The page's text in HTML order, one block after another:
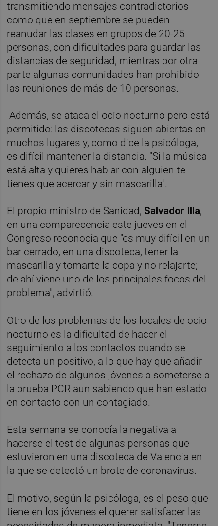
transmitiendo mensajes contradictorios
como que en septiembre se pueden
reanudar las clases en grupos de 20-25
personas, con dificultades para guardar las
distancias de seguridad, mientras por otra
parte algunas comunidades han prohibido
las reuniones de más de 10 personas.
Además, se ataca el ocio nocturno pero está
permitido: las discotecas siguen abiertas en
muchos lugares y, como dice la psicóloga,
es difícil mantener la distancia. "Si la música
está alta y quieres hablar con alguien te
tienes que acercar y sin mascarilla".
El propio ministro de Sanidad, Salvador Illa,
en una comparecencia este jueves en el
Congreso reconocía que "es muy difícil en un
bar cerrado, en una discoteca, tener la
mascarilla y tomarte la copa y no relajarte;
de ahí viene uno de los principales focos del
problema", advirtió.
Otro de los problemas de los locales de ocio
nocturno es la dificultad de hacer el
seguimiento a los contactos cuando se
detecta un positivo, a lo que hay que añadir
el rechazo de algunos jóvenes a someterse a
la prueba PCR aun sabiendo que han estado
en contacto con un contagiado.
Esta semana se conocía la negativa a
hacerse el test de algunas personas que
estuvieron en una discoteca de Valencia en
la que se detectó un brote de coronavirus.
El motivo, según la psicóloga, es el peso que
tiene en los jóvenes el querer satisfacer las